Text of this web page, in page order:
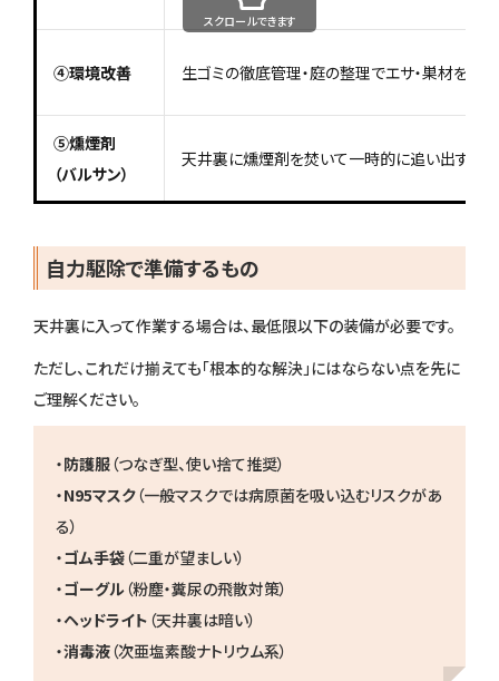
④環境改善 生ゴミの徹底管理・庭の整理でエサ・巣材を除去
⑤燻煙剤
（バルサン）
天井裏に燻煙剤を焚いて一時的に追い出す
スクロールできます
自力駆除で準備するもの
天井裏に入って作業する場合は、最低限以下の装備が必要です。
ただし、これだけ揃えても「根本的な解決」にはならない点を先に
ご理解ください。
・防護服（つなぎ型、使い捨て推奨）
・N95マスク（一般マスクでは病原菌を吸い込むリスクがあ
る）
・ゴム手袋（二重が望ましい）
・ゴーグル（粉塵・糞尿の飛散対策）
・ヘッドライト （天井裏は暗い）
・消毒液（次亜塩素酸ナトリウム系）